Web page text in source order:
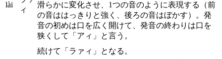
lài
ィ
滑らかに変化させ、1つの音のように表現する（前
の音ははっきりと強く、後ろの音はぼかす）。発
音の初めは口を広く開けて、発音の終わりは口を
狭くして「アィ」と言う。
続けて「ラァィ」となる。